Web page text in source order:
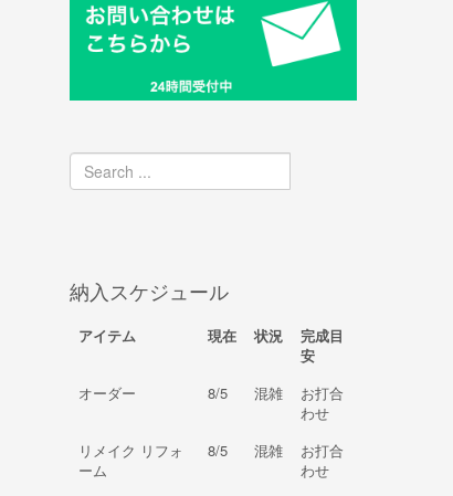
納入スケジュール
アイテム 現在 状況
完成目
安
オーダー
8/5 混雑
お打合
わせ
リメイク リフォ
ーム
8/5 混雑
お打合
わせ